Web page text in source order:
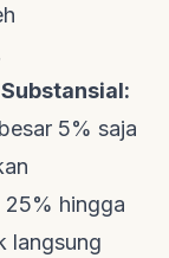
5% saja
25% hingga
langsung